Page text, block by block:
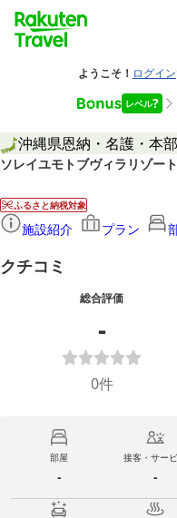
沖縄県恩納・名護・本
ソレイユモトブヴィラリゾート
ふるさと納税対象
施設紹介 プラン
クチコミ
総合評価
-
0件
部屋
-
接客・サー
-